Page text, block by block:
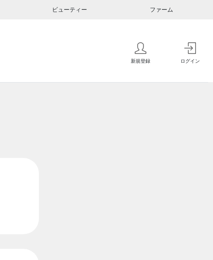
ビューティー ファーム
新規登録 ログイン